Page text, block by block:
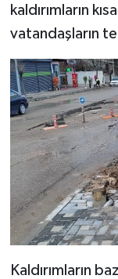
kaldırımların
vatandaşların
Kaldırımların